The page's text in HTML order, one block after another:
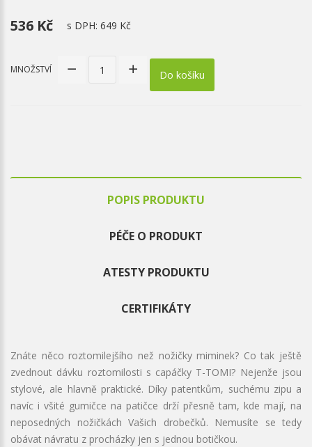
536 Kč s DPH: 649 Kč
MNOŽSTVÍ Do košíku
POPIS PRODUKTU
PÉČE O PRODUKT
ATESTY PRODUKTU
CERTIFIKÁTY
Znáte něco roztomilejšího než nožičky miminek? Co tak ještě
zvednout dávku roztomilosti s capáčky T-TOMI? Nejenže jsou
stylové, ale hlavně praktické. Díky patentkům, suchému zipu a
navíc i všité gumičce na patičce drží přesně tam, kde mají, na
neposedných nožičkách Vašich drobečků. Nemusíte se tedy
obávat návratu z procházky jen s jednou botičkou.